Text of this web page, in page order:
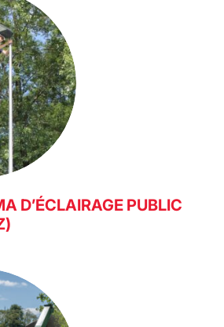
D’ÉCLAIRAGE PUBLIC